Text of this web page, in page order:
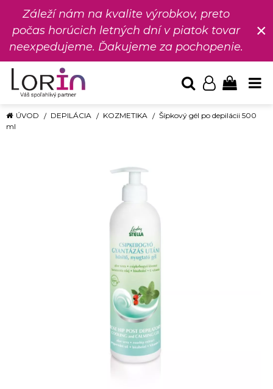
Záleží nám na kvalite výrobkov, preto
počas horúcich letných dní v piatok tovar
neexpedujeme. Ďakujeme za pochopenie.
×
ÚVOD DEPILÁCIA KOZMETIKA
Šípkový gél po depilácii 500
ml